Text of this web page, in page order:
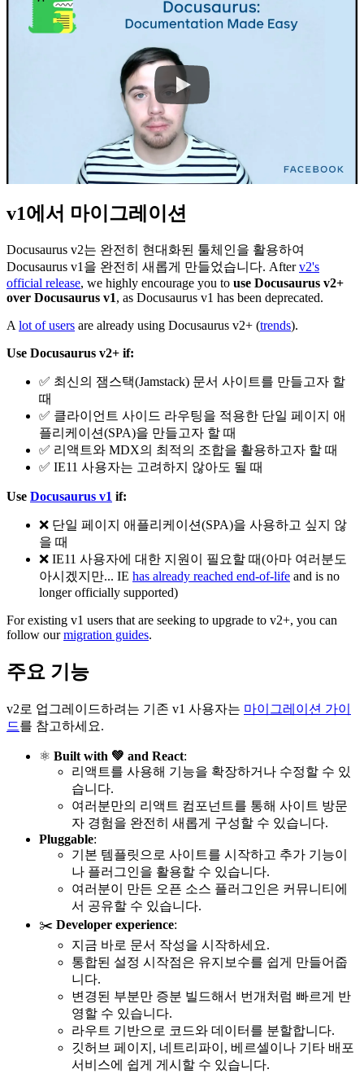
v1에서 마이그레이션
Docusaurus v2는 완전히 현대화된 툴체인을 활용하여
Docusaurus v1을 완전히 새롭게 만들었습니다. Afterv2's
official release, we highly encourage you to use Docusaurus v2+
over Docusaurus v1, as Docusaurus v1 has been deprecated.
Alot of users are already using Docusaurus v2+ (trends).
Use Docusaurus v2+ if:
✅ 최신의 잼스택(Jamstack) 문서 사이트를 만들고자 할
때
✅ 클라이언트 사이드 라우팅을 적용한 단일 페이지 애
플리케이션(SPA)을 만들고자 할 때
✅ 리액트와 MDX의 최적의 조합을 활용하고자 할 때
✅ IE11 사용자는 고려하지 않아도 될 때
Use Docusaurus v1 if:
❌ 단일 페이지 애플리케이션(SPA)을 사용하고 싶지 않
을 때
❌ IE11 사용자에 대한 지원이 필요할 때(아마 여러분도
아시겠지만... IE has already reached end-of-life and is no
longer officially supported)
For existing v1 users that are seeking to upgrade to v2+, you can
follow ourmigration guides.
주요 기능
v2로 업그레이드하려는 기존 v1 사용자는 마이그레이션 가이
드를 참고하세요.
⚛️ Built with 💚 and React:
리액트를 사용해 기능을 확장하거나 수정할 수 있
습니다.
여러분만의 리액트 컴포넌트를 통해 사이트 방문
자 경험을 완전히 새롭게 구성할 수 있습니다.
Pluggable:
기본 템플릿으로 사이트를 시작하고 추가 기능이
나 플러그인을 활용할 수 있습니다.
여러분이 만든 오픈 소스 플러그인은 커뮤니티에
서 공유할 수 있습니다.
✂️ Developer experience:
지금 바로 문서 작성을 시작하세요.
통합된 설정 시작점은 유지보수를 쉽게 만들어줍
니다.
변경된 부분만 증분 빌드해서 번개처럼 빠르게 반
영할 수 있습니다.
라우트 기반으로 코드와 데이터를 분할합니다.
깃허브 페이지, 네트리파이, 베르셀이나 기타 배포
서비스에 쉽게 게시할 수 있습니다.